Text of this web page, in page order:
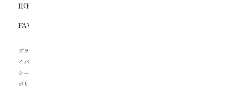
INFORMATION
FAVORITE
プラ
イバ
シー
ポリ